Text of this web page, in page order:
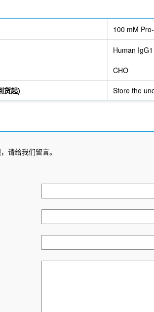
100 mM
Human IgG1
CHO
货起) Store the
请给我们留言。